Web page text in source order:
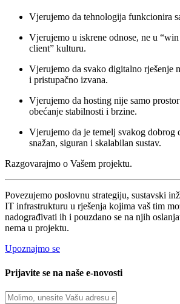
Vjerujemo da tehnologija funkcionira
Vjerujemo u iskrene odnose, ne u
client” kulturu.
Vjerujemo da svako digitalno rješenje
i pristupačno izvana.
Vjerujemo da hosting nije samo
obećanje stabilnosti i brzine.
Vjerujemo da je temelj svakog dobrog
snažan, siguran i skalabilan sustav.
Razgovarajmo o Vašem projektu.
Povezujemo poslovnu strategiju, sustavski
IT infrastrukturu u rješenja kojima vaš tim
nadograđivati ih i pouzdano se na njih
nema u projektu.
Upoznajmo se
Prijavite se na naše e-novosti